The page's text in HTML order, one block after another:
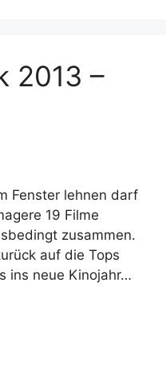
2013 –
Fenster lehnen darf
19 Filme
zusammen.
auf die Tops
ins neue Kinojahr…